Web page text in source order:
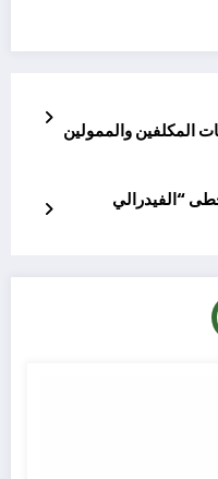
المكلفين والممولين
“الفيدرالي